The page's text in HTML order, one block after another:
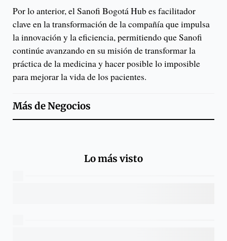
Por lo anterior, el Sanofi Bogotá Hub es facilitador
clave en la transformación de la compañía que impulsa
la innovación y la eficiencia, permitiendo que Sanofi
continúe avanzando en su misión de transformar la
práctica de la medicina y hacer posible lo imposible
para mejorar la vida de los pacientes.
Más deNegocios
Lo más visto